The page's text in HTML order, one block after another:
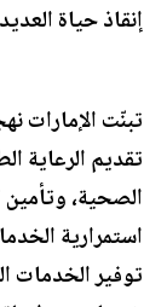
إنقاذ حياة
تبنّت الإمارات
تقديم الرعاية
الصحية،
استمرارية
توفير الخدمات